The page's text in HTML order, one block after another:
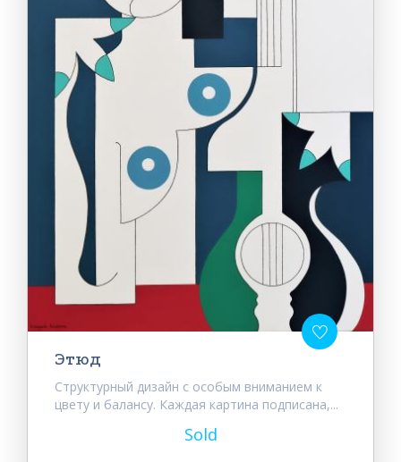
Этюд
Структурный дизайн с особым вниманием к
цвету и балансу. Каждая картина подписана,...
Sold